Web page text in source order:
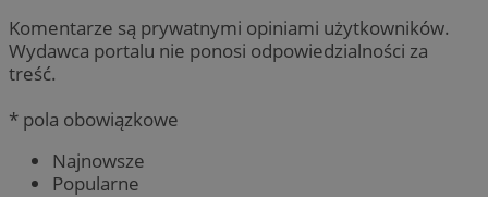
Komentarze są prywatnymi opiniami użytkowników.
Wydawca portalu nie ponosi odpowiedzialności za
treść.
* pola obowiązkowe
Najnowsze
Popularne